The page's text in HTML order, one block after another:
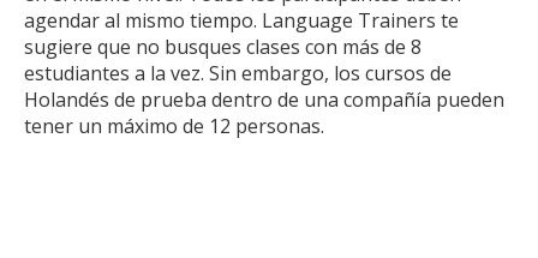
agendar al mismo tiempo. Language Trainers te
sugiere que no busques clases con más de 8
estudiantes a la vez. Sin embargo, los cursos de
Holandés de prueba dentro de una compañía pueden
tener un máximo de 12 personas.